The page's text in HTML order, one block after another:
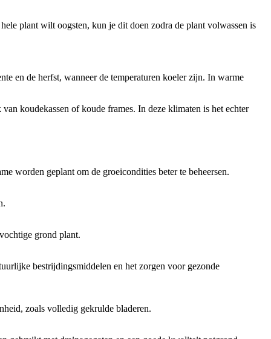
plant wilt oogsten, kun je dit doen zodra de plant volwassen is
en de herfst, wanneer de temperaturen koeler zijn. In warme
koudekassen of koude frames. In deze klimaten is het echter
worden geplant om de groeicondities beter te beheersen.
grond plant.
bestrijdingsmiddelen en het zorgen voor gezonde
zoals volledig gekrulde bladeren.